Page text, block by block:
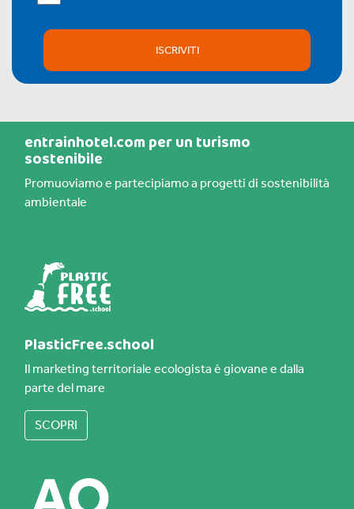
ISCRIVITI
entrainhotel.com per un turismo
sostenibile
Promuoviamo e partecipiamo a progetti di sostenibilità
ambientale
PlasticFree.school
Il marketing territoriale ecologista è giovane e dalla
parte del mare
SCOPRI